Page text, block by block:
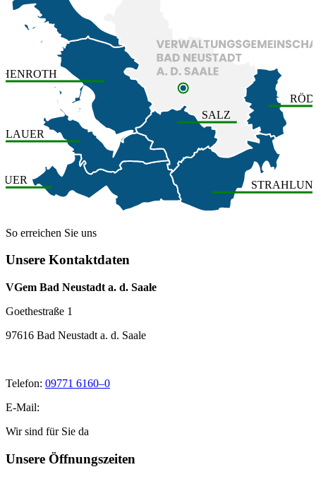
SALZ
So erreichen Sie uns
Unsere Kontaktdaten
VGem Bad Neustadt a. d. Saale
Goethestraße 1
97616 Bad Neustadt a. d. Saale
Telefon: 09771 6160–0
E-Mail:
Wir sind für Sie da
Unsere Öffnungszeiten